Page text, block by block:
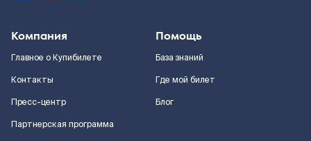
Компания
Главное о Купибилете
Контакты
Пресс-центр
Партнерская программа
Помощь
База знаний
Где мой билет
Блог